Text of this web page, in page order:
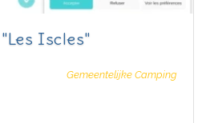
Iscles"
Gemeentelijke Camping